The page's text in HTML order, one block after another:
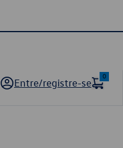
Entre/registre-se
0